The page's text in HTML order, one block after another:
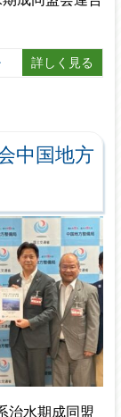
詳しく見る
中国地方
治水期成同盟